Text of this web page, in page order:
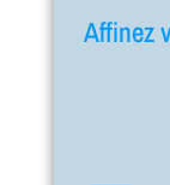
Affinez